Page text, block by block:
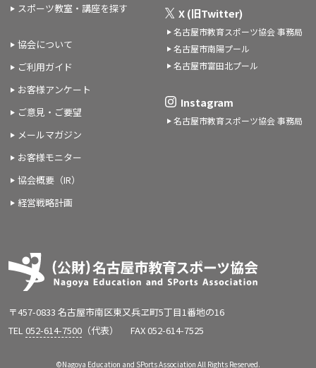
スポーツ教室・講座を探す
協会について
ご利用ガイド
お客様アンケート
ご意見・ご要望
メールマガジン
お客様モニター
協会概要（IR）
経営戦略計画
X (旧Twitter)
名古屋市教育スポーツ協会 事務局
名古屋市南陽プール
名古屋市富田北プール
Instagram
名古屋市教育スポーツ協会 事務局
〒457-0833 名古屋市南区東又兵ヱ町5丁目1番地の16
TEL 052-614-7500（代表） FAX 052-614-7525
©Nagoya Education and SPorts Association All Rights Reserved.